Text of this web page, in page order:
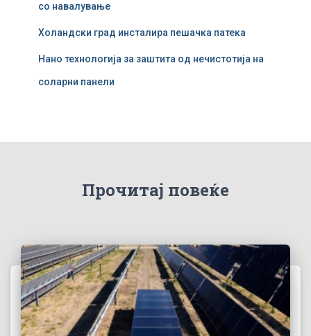
со навалување
Холандски град инсталира пешачка патека
Нано технологија за заштита од нечистотија на
соларни панели
Прочитај повеќе